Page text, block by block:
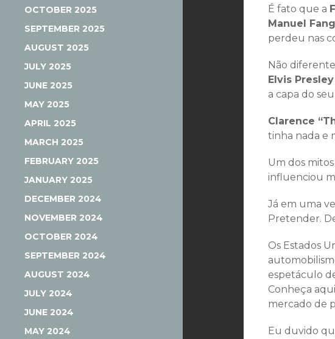
OCTOBER 2025
SEPTEMBER 2025
AUGUST 2025
JULY 2025
JUNE 2025
MAY 2025
APRIL 2025
MARCH 2025
FEBRUARY 2025
JANUARY 2025
DECEMBER 2024
NOVEMBER 2024
OCTOBER 2024
SEPTEMBER 2024
AUGUST 2024
JULY 2024
JUNE 2024
MAY 2024
É fato que a
Manuel
perdeu nas
Não
Elvis Presley
a capa do
Clarence
tinha nada e
Um dos
influenciou
Já em uma
Pretender.
Os Estados
espetáculo
Conheça
mercado de
Eu duvido